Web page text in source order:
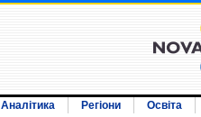
Аналітика Регіони
Освіта